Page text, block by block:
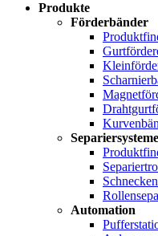
Produkte
Förderbänder
Separiersysteme
Automation